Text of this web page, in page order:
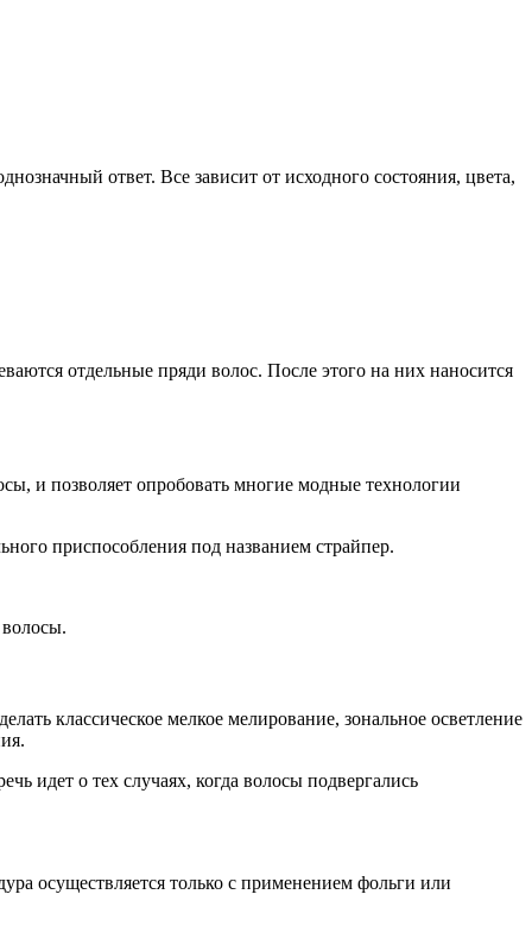
ответ. Все зависит от исходного состояния, цвета,
отдельные пряди волос. После этого на них наносится
и позволяет опробовать многие модные технологии
приспособления под названием страйпер.
классическое мелкое мелирование, зональное осветление
идет о тех случаях, когда волосы подвергались
осуществляется только с применением фольги или